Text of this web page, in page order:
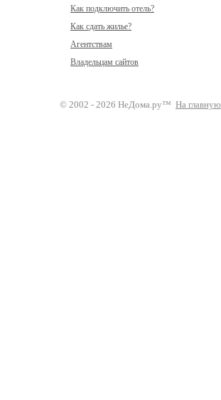
Как подключить отель?
Как сдать жилье?
Агентствам
Владельцам сайтов
© 2002 - 2026 НеДома.ру™ На главную